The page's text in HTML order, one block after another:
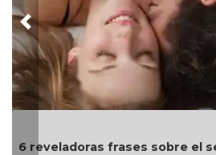
sexo
Día
Previous